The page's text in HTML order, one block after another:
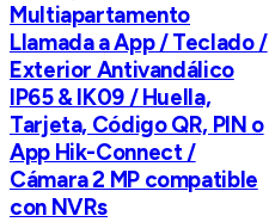
Multiapartamento
Llamada a App / Teclado /
Exterior Antivandálico
IP65 & IK09 / Huella,
Tarjeta, Código QR, PIN o
App Hik-Connect /
Cámara 2 MP compatible
con NVRs